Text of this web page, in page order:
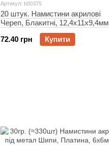
Артикул: b00375
20 штук. Намистини акрилові
Череп, Блакитні, 12,4x11x9,4мм
72.40 грн
Купити